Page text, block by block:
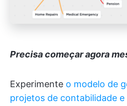
Precisa começar agora
Experimente o modelo de
projetos de contabilidade